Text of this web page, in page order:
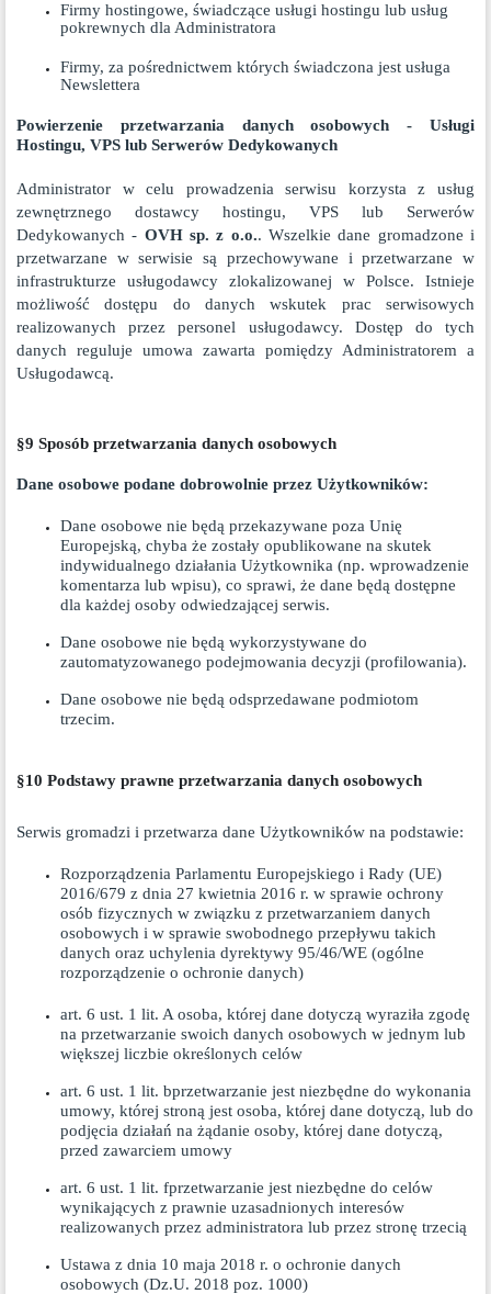
Firmy hostingowe, świadczące usługi hostingu lub usług
pokrewnych dla Administratora
Firmy, za pośrednictwem których świadczona jest usługa
Newslettera
Powierzenie przetwarzania danych osobowych - Usługi
Hostingu, VPS lub Serwerów Dedykowanych
Administrator w celu prowadzenia serwisu korzysta z usług
zewnętrznego dostawcy hostingu, VPS lub Serwerów
Dedykowanych - OVH sp. z o.o.. Wszelkie dane gromadzone i
przetwarzane w serwisie są przechowywane i przetwarzane w
infrastrukturze usługodawcy zlokalizowanej w Polsce. Istnieje
możliwość dostępu do danych wskutek prac serwisowych
realizowanych przez personel usługodawcy. Dostęp do tych
danych reguluje umowa zawarta pomiędzy Administratorem a
Usługodawcą.
§9 Sposób przetwarzania danych osobowych
Dane osobowe podane dobrowolnie przez Użytkowników:
Dane osobowe nie będą przekazywane poza Unię
Europejską, chyba że zostały opublikowane na skutek
indywidualnego działania Użytkownika (np. wprowadzenie
komentarza lub wpisu), co sprawi, że dane będą dostępne
dla każdej osoby odwiedzającej serwis.
Dane osobowe nie będą wykorzystywane do
zautomatyzowanego podejmowania decyzji (profilowania).
Dane osobowe nie będą odsprzedawane podmiotom
trzecim.
§10 Podstawy prawne przetwarzania danych osobowych
Serwis gromadzi i przetwarza dane Użytkowników na podstawie:
Rozporządzenia Parlamentu Europejskiego i Rady (UE)
2016/679 z dnia 27 kwietnia 2016 r. w sprawie ochrony
osób fizycznych w związku z przetwarzaniem danych
osobowych i w sprawie swobodnego przepływu takich
danych oraz uchylenia dyrektywy 95/46/WE (ogólne
rozporządzenie o ochronie danych)
art. 6 ust. 1 lit. A osoba, której dane dotyczą wyraziła zgodę
na przetwarzanie swoich danych osobowych w jednym lub
większej liczbie określonych celów
art. 6 ust. 1 lit. bprzetwarzanie jest niezbędne do wykonania
umowy, której stroną jest osoba, której dane dotyczą, lub do
podjęcia działań na żądanie osoby, której dane dotyczą,
przed zawarciem umowy
art. 6 ust. 1 lit. fprzetwarzanie jest niezbędne do celów
wynikających z prawnie uzasadnionych interesów
realizowanych przez administratora lub przez stronę trzecią
Ustawa z dnia 10 maja 2018 r. o ochronie danych
osobowych (Dz.U. 2018 poz. 1000)